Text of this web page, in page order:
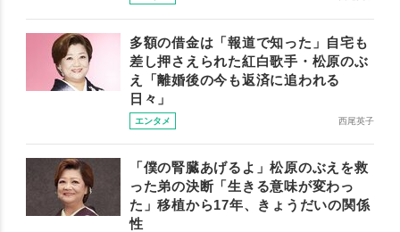
多額の借金は「報道で知った」自宅も
差し押さえられた紅白歌手・松原のぶ
え「離婚後の今も返済に追われる
日々」
エンタメ 西尾英子
「僕の腎臓あげるよ」松原のぶえを救
った弟の決断「生きる意味が変わっ
た」移植から17年、きょうだいの関係
性